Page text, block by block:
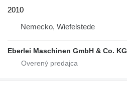
2010
Nemecko, Wiefelstede
Eberlei Maschinen GmbH & Co. KG